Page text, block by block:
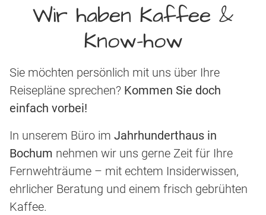
Wir haben Kaffee &
Know-how
Sie möchten persönlich mit uns über Ihre
Reisepläne sprechen? Kommen Sie doch
einfach vorbei!
In unserem Büro im Jahrhunderthaus in
Bochum nehmen wir uns gerne Zeit für Ihre
Fernwehträume – mit echtem Insiderwissen,
ehrlicher Beratung und einem frisch gebrühten
Kaffee.